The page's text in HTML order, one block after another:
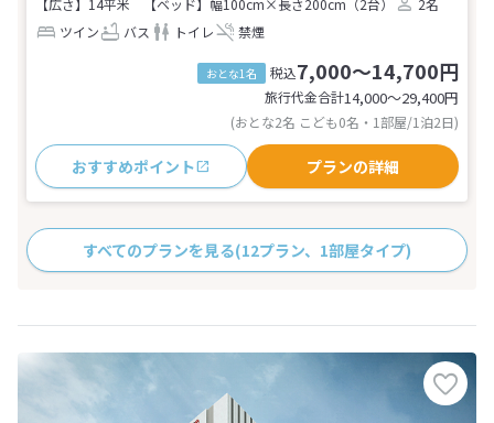
【広さ】14平米
【ベッド】幅100cm×長さ200cm（2台）
2名
ツイン
バス トイレ 禁煙
おとな1名 税込7,000～14,700円
旅行代金合計14,000〜29,400円
(おとな2名 こども0名・1部屋/1泊2日)
おすすめポイント プランの詳細
すべてのプランを見る(12プラン、1部屋タイプ)